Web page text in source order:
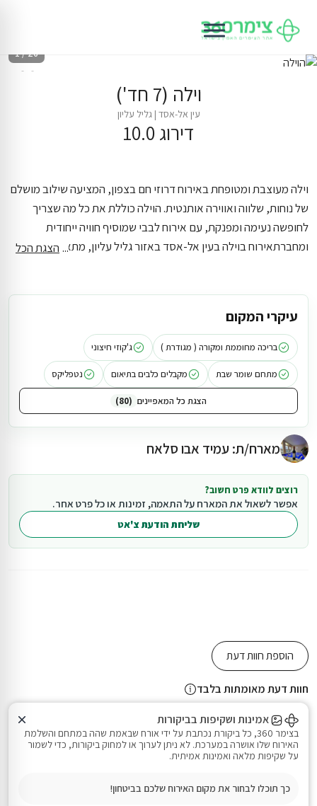
וילה (7 חד')
עין אל-אסד |גליל עליון
דירוג 10.0
1 / 26
מארח/ת: עמיד אבו סלאח
וילה מעוצבת ומטופחת באירוח דרוזי חם בצפון, המציעה שילוב מושלם
של נוחות, שלווה ואווירה אותנטית. הוילה כוללת את כל מה שצריך
לחופשה נעימה ומפנקת, עם אירוח לבבי שמוסיף חוויה ייחודית
ומחברת
אירוח בוילה בעין אל-אסד באזור גליל עליון, מתאים לעד 31
בעין אל-אסד באזור גליל עליון מאפשר לשלב בחופשה גם דור אלון,
גליל שוקולד, בית הספר של הפטריארכיה הלטינית ושמן זית סבה חביב
בע"מ בסביבה.
הצגת הכל
רוצים לוודא פרט חשוב?
אפשר לשאול את המארח על התאמה, זמינות או כל פרט אחר.
שליחת הודעת צ'אט
עיקרי המקום
בריכה מחוממת ומקורה ( מגודרת ) ג'קוזי חיצוני
מתחם שומר שבת מקבלים כלבים בתיאום נטפליקס
הצגת כל המאפיינים 80
הוספת חוות דעת
חוות דעת מאומתות בלבד
אמינות ושקיפות בביקורות
בצימר 360, כל ביקורת נכתבת על ידי אורח שבאמת שהה במתחם והשלמת
האירוח שלו אושרה במערכת. לא ניתן לערוך או למחוק ביקורות, כדי לשמור
על שקיפות מלאה ואמינות אמיתית.
כך תוכלו לבחור את מקום האירוח שלכם בביטחון!